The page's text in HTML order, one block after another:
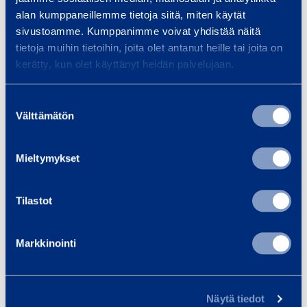
alan kumppaneillemme tietoja siitä, miten käytät
sivustoamme. Kumppanimme voivat yhdistää näitä
tietoja muihin tietoihin, joita olet antanut heille tai joita on
kerätty, kun olet käyttänyt heidän palvelujaan.
valinta
Välttämätön
Mieltymykset
Tilastot
Markkinointi
Näytä tiedot
i
l
l
6,77 € / day (VAT 0 %)
Add to cart
14,55 €
transport, logistics and vehicle
services sectors. Rent flexibly,